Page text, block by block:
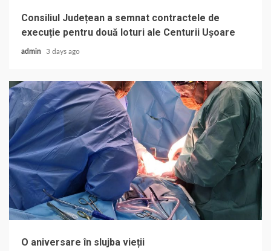
Consiliul Județean a semnat contractele de
execuție pentru două loturi ale Centurii Ușoare
admin 3 days ago
O aniversare în slujba vieții